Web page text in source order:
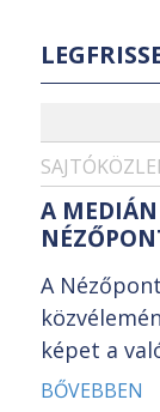
A MEDIÁN
A
képet a
BŐVEBBEN